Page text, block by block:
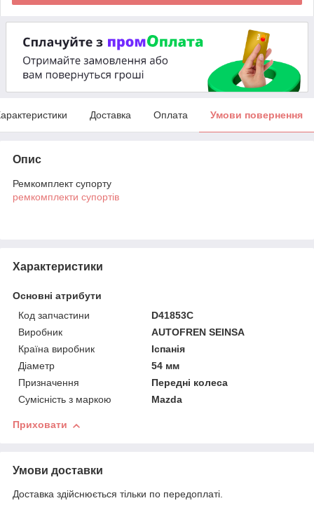
Доставка Оплата Умови повернення
Опис
Ремкомплект супорту
ремкомплекти супортів
Характеристики
Основні атрибути
Код запчастини
D41853C
Виробник
AUTOFREN SEINSA
Країна виробник
Іспанія
Діаметр
54 мм
Призначення
Передні колеса
Сумісність з маркою
Mazda
Приховати
Умови доставки
Доставка здійснюється тільки по передоплаті.